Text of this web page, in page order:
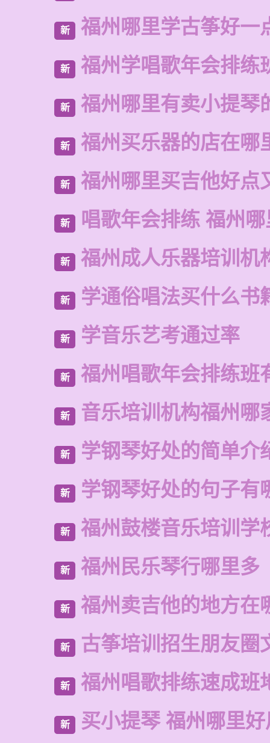
新 福州哪里学古筝好一
新 福州学唱歌年会排练
新 福州哪里有卖小提琴
新 福州买乐器的店在哪
新 福州哪里买吉他好点
新 唱歌年会排练 福州
新 福州成人乐器培训机
新 学通俗唱法买什么书
新 学音乐艺考通过率
新 福州唱歌年会排练班
新 音乐培训机构福州哪
新 学钢琴好处的简单介
新 学钢琴好处的句子有
新 福州鼓楼音乐培训学
新 福州民乐琴行哪里多
新 福州卖吉他的地方在
新 古筝培训招生朋友圈
新 福州唱歌排练速成班
新 买小提琴 福州哪里